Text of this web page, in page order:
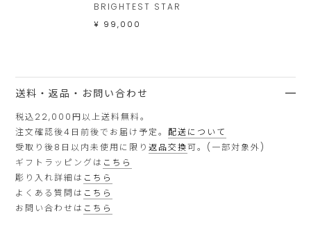
BRIGHTEST STAR
¥ 99,000
送料・返品・お問い合わせ
税込22,000円以上送料無料。
注文確認後4日前後でお届け予定。配送について
受取り後8日以内未使用に限り返品交換可。(一部対象外)
ギフトラッピングは こちら
彫り入れ詳細は こちら
よくある質問は こちら
お問い合わせは こちら